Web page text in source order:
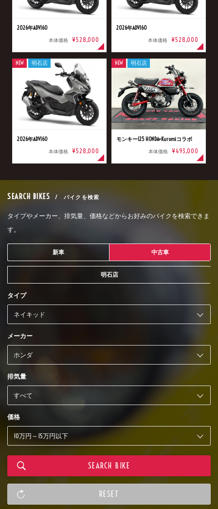
2026年ADV160
本体価格 ¥528,000
2026年ADV160
本体価格 ¥528,000
2026年ADV160
本体価格 ¥528,000
NEW 明石店
モンキー125 HONDA×Kuromiコラボ
本体価格 ¥493,000
NEW 明石店
SEARCH BIKES / バイクを検索
タイプやメーカー、排気量、価格などからお好みのバイクを検索できま
す。
新車 中古車
明石店
タイプ
メーカー
排気量
価格